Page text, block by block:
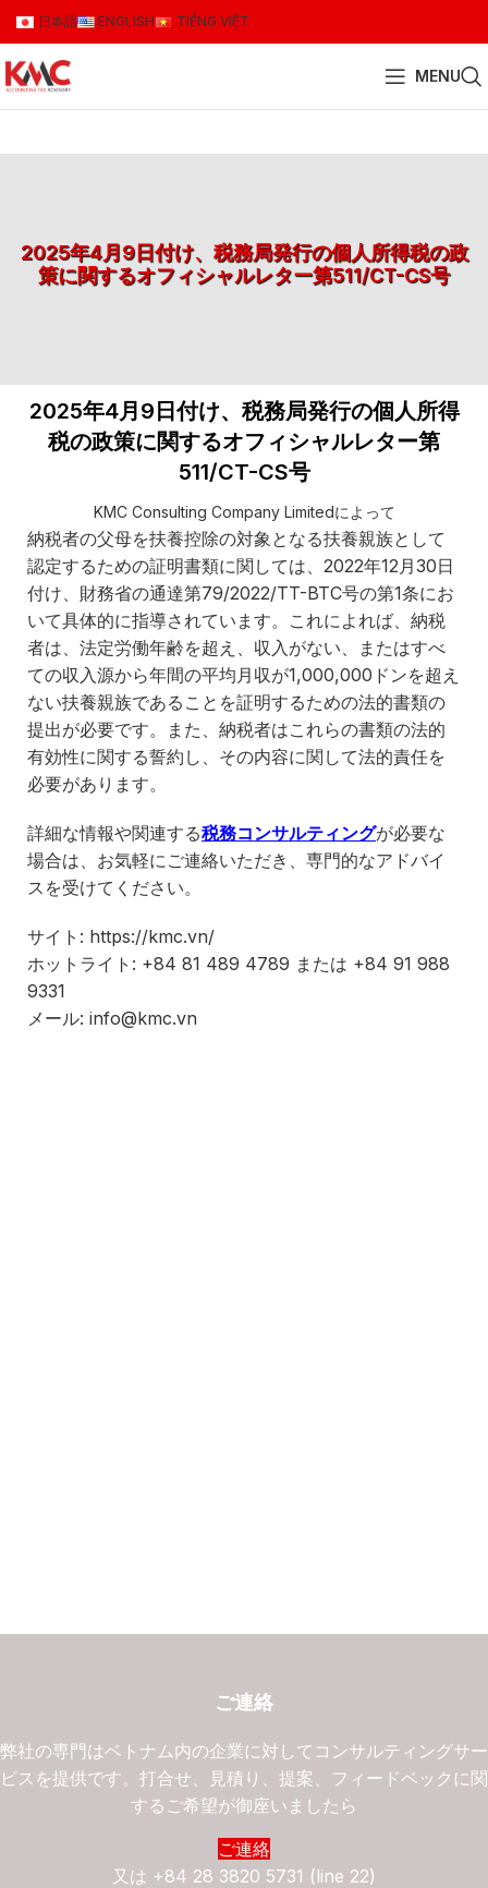
日本語 ENGLISH TIẾNG VIỆT
MENU
2025年4月9日付け、税務局発行の個人所得税の政
策に関するオフィシャルレター第511/CT-CS号
2025年4月9日付け、税務局発行の個人所得
税の政策に関するオフィシャルレター第
511/CT-CS号
KMC Consulting Company Limitedによって
納税者の父母を扶養控除の対象となる扶養親族として
認定するための証明書類に関しては、2022年12月30日
付け、財務省の通達第79/2022/TT-BTC号の第1条にお
いて具体的に指導されています。これによれば、納税
者は、法定労働年齢を超え、収入がない、またはすべ
ての収入源から年間の平均月収が1,000,000ドンを超え
ない扶養親族であることを証明するための法的書類の
提出が必要です。また、納税者はこれらの書類の法的
有効性に関する誓約し、その内容に関して法的責任を
必要があります。
詳細な情報や関連する税務コンサルティングが必要な
場合は、お気軽にご連絡いただき、専門的なアドバイ
スを受けてください。
サイト: https://kmc.vn/
ホットライト: +84 81 489 4789 または +84 91 988
9331
メール: info@kmc.vn
ご連絡
弊社の専門はベトナム内の企業に対してコンサルティングサー
ビスを提供です。打合せ、見積り、提案、フィードベックに関
するご希望が御座いましたら
ご連絡
又は +84 28 3820 5731 (line 22)